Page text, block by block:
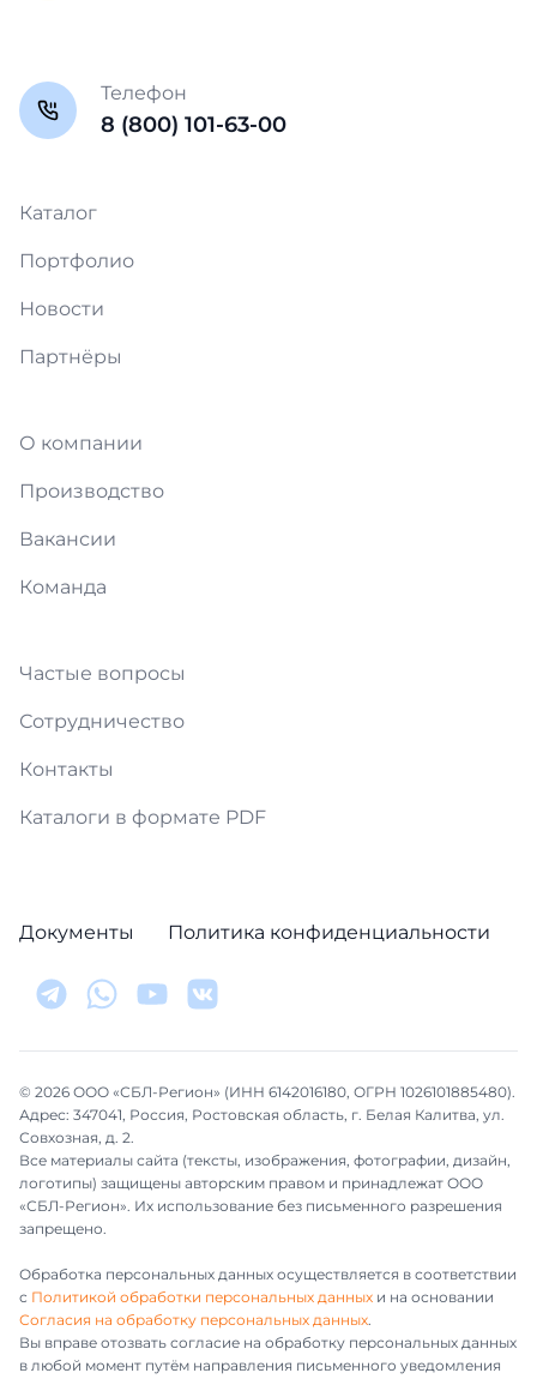
Телефон
8 (800) 101-63-00
Каталог
Портфолио
Новости
Партнёры
О компании
Производство
Вакансии
Команда
Частые вопросы
Сотрудничество
Контакты
Каталоги в формате PDF
Документы Политика конфиденциальности
© 2026 ООО «СБЛ-Регион» (ИНН 6142016180, ОГРН 1026101885480).
Адрес: 347041, Россия, Ростовская область, г. Белая Калитва, ул.
Совхозная, д. 2.
Все материалы сайта (тексты, изображения, фотографии, дизайн,
логотипы) защищены авторским правом и принадлежат ООО
«СБЛ-Регион». Их использование без письменного разрешения
запрещено.
Обработка персональных данных осуществляется в соответствии
с Политикой обработки персональных данных и на основании
Согласия на обработку персональных данных.
Вы вправе отозвать согласие на обработку персональных данных
в любой момент путём направления письменного уведомления